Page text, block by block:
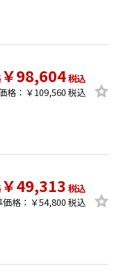
￥98,604税込
格：￥109,560 税込
￥49,313 税込
価格：￥54,800 税込